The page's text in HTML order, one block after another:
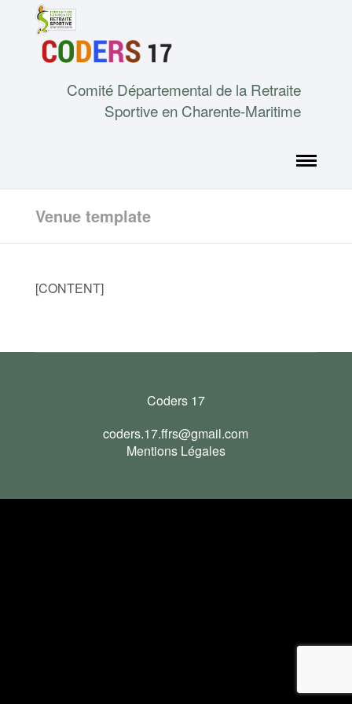
Comité Départemental de la Retraite
Sportive en Charente-Maritime
Venue template
[CONTENT]
Coders 17
coders.17.ffrs@gmail.com
Mentions Légales